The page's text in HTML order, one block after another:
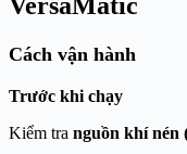
VersaMatic
Cách vận hành
Trước khi chạy
Kiểm tra nguồn khí nén